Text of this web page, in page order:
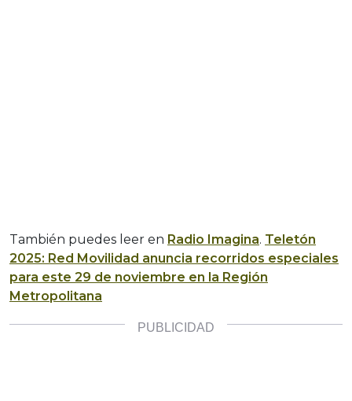
También puedes leer en Radio Imagina. Teletón
2025: Red Movilidad anuncia recorridos especiales
para este 29 de noviembre en la Región
Metropolitana